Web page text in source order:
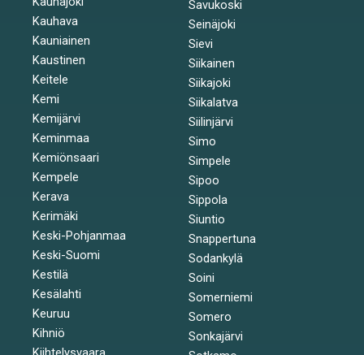
Kauhava
Kauniainen
Kaustinen
Keitele
Kemi
Kemijärvi
Keminmaa
Kemiönsaari
Kempele
Kerava
Kerimäki
Keski-Pohjanmaa
Keski-Suomi
Kestilä
Kesälahti
Keuruu
Kihniö
Savukoski
Seinäjoki
Sievi
Siikainen
Siikajoki
Siikalatva
Siilinjärvi
Simo
Simpele
Sipoo
Sippola
Siuntio
Snappertuna
Sodankylä
Soini
Somerniemi
Somero
Sonkajärvi